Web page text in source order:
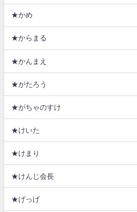
★かめ
★からまる
★かんまえ
★がたろう
★がちゃのすけ
★けいた
★けまり
★けんじ会長
★げっげ